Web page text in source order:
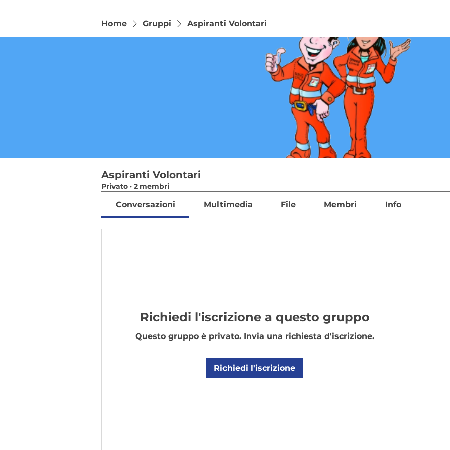
Home Gruppi Aspiranti Volontari
Aspiranti Volontari
Privato · 2 membri
Conversazioni Multimedia File Membri Info
Richiedi l'iscrizione a questo gruppo
Questo gruppo è privato. Invia una richiesta d'iscrizione.
Richiedi l'iscrizione